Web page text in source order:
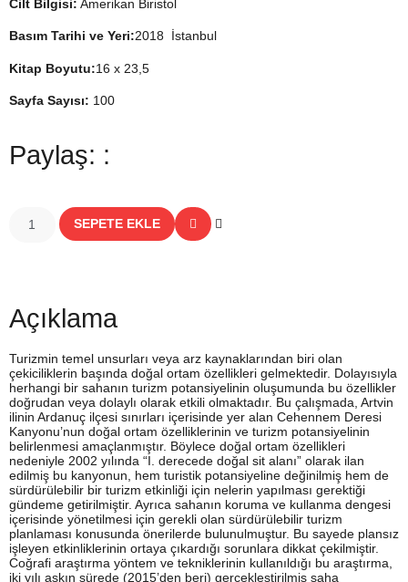
Cilt Bilgisi: Amerikan Biristol
Basım Tarihi ve Yeri:2018 İstanbul
Kitap Boyutu:16 x 23,5
Sayfa Sayısı: 100
Paylaş: :
SEPETE EKLE
Açıklama
Turizmin temel unsurları veya arz kaynaklarından biri olan
çekiciliklerin başında doğal ortam özellikleri gelmektedir. Dolayısıyla
herhangi bir sahanın turizm potansiyelinin oluşumunda bu özellikler
doğrudan veya dolaylı olarak etkili olmaktadır. Bu çalışmada, Artvin
ilinin Ardanuç ilçesi sınırları içerisinde yer alan Cehennem Deresi
Kanyonu’nun doğal ortam özelliklerinin ve turizm potansiyelinin
belirlenmesi amaçlanmıştır. Böylece doğal ortam özellikleri
nedeniyle 2002 yılında “I. derecede doğal sit alanı” olarak ilan
edilmiş bu kanyonun, hem turistik potansiyeline değinilmiş hem de
sürdürülebilir bir turizm etkinliği için nelerin yapılması gerektiği
gündeme getirilmiştir. Ayrıca sahanın koruma ve kullanma dengesi
içerisinde yönetilmesi için gerekli olan sürdürülebilir turizm
planlaması konusunda önerilerde bulunulmuştur. Bu sayede plansız
işleyen etkinliklerinin ortaya çıkardığı sorunlara dikkat çekilmiştir.
Coğrafi araştırma yöntem ve tekniklerinin kullanıldığı bu araştırma,
iki yılı aşkın sürede (2015’den beri) gerçekleştirilmiş saha